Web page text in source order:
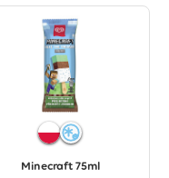
Minecraft 75ml